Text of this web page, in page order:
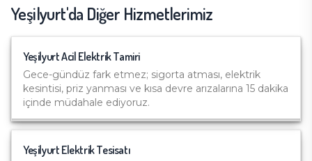
Yeşilyurt'da Diğer Hizmetlerimiz
YeşilyurtAcil Elektrik Tamiri
Gece-gündüz fark etmez; sigorta atması, elektrik
kesintisi, priz yanması ve kısa devre arızalarına 15 dakika
içinde müdahale ediyoruz.
Yeşilyurt Elektrik Tesisatı